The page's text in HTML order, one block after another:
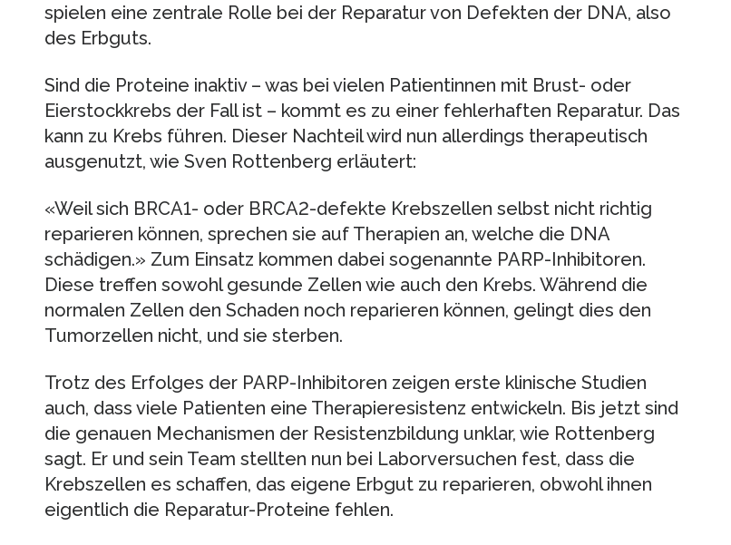
spielen eine zentrale Rolle bei der Reparatur von Defekten der DNA, also
des Erbguts.
Sind die Proteine inaktiv – was bei vielen Patientinnen mit Brust- oder
Eierstockkrebs der Fall ist – kommt es zu einer fehlerhaften Reparatur. Das
kann zu Krebs führen. Dieser Nachteil wird nun allerdings therapeutisch
ausgenutzt, wie Sven Rottenberg erläutert:
«Weil sich BRCA1- oder BRCA2-defekte Krebszellen selbst nicht richtig
reparieren können, sprechen sie auf Therapien an, welche die DNA
schädigen.» Zum Einsatz kommen dabei sogenannte PARP-Inhibitoren.
Diese treffen sowohl gesunde Zellen wie auch den Krebs. Während die
normalen Zellen den Schaden noch reparieren können, gelingt dies den
Tumorzellen nicht, und sie sterben.
Trotz des Erfolges der PARP-Inhibitoren zeigen erste klinische Studien
auch, dass viele Patienten eine Therapieresistenz entwickeln. Bis jetzt sind
die genauen Mechanismen der Resistenzbildung unklar, wie Rottenberg
sagt. Er und sein Team stellten nun bei Laborversuchen fest, dass die
Krebszellen es schaffen, das eigene Erbgut zu reparieren, obwohl ihnen
eigentlich die Reparatur-Proteine fehlen.